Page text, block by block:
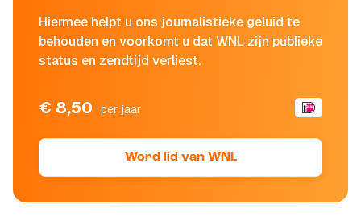
Hiermee helpt u ons journalistieke geluid te
behouden en voorkomt u dat WNL zijn publieke
status en zendtijd verliest.
€ 8,50 per jaar
Word lid van WNL